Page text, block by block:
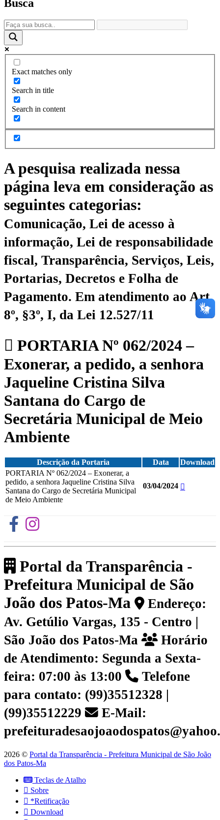
Busca
Exact matches only
Search in title
Search in content
A pesquisa realizada nessa
página leva em consideração as
seguintes categorias:
Comunicação, Lei de acesso à
informação, Lei de responsabilidade
fiscal, Transparência, Serviços, Leis,
Portarias, Decretos e Folha de
Pagamento. Em atendimento ao Art.
8º, §3º, I, da Lei 12.527/11
PORTARIA Nº 062/2024 –
Exonerar, a pedido, a senhora
Jaqueline Cristina Silva
Santana do Cargo de
Secretária Municipal de Meio
Ambiente
Descrição da Portaria Data
Download
PORTARIA Nº 062/2024 – Exonerar, a
pedido, a senhora Jaqueline Cristina Silva
Santana do Cargo de Secretária Municipal
de Meio Ambiente
03/04/2024
Portal da Transparência -
Prefeitura Municipal de São
João dos Patos-Ma
Endereço:
Av. Getúlio Vargas, 135 - Centro |
São João dos Patos-Ma
Horário
de Atendimento: Segunda a Sexta-
feira: 07:00 às 13:00
Telefone
para contato: (99)35512328 |
(99)35512229
E-Mail:
2026 © Portal da Transparência - Prefeitura Municipal de São João
dos Patos-Ma
Teclas de Atalho
Sobre
*Retificação
Download